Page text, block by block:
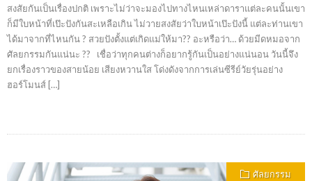
สงสัยกันเป็นเรื่องปกติ เพราะไม่ว่าจะมองไปทางไหนเหล่าดาราแต่ละคนนั้นเขา
ก็มีใบหน้าที่เป๊ะปังกันสะเหลือเกิน ไม่วายสงสัยว่าใบหน้าเป๊ะปังนี้ แต่ละท่านเขา
ได้มาจากที่ไหนกัน ? สวยปังตั้งแต่เกิดแม่ให้มา?? อะหรือว่า… ด้วยมีดหมอจาก
ศัลยกรรมกันแน่นะ ?? เชื่อว่าทุกคนต่างก็อยากรู้กันเป็นอย่างแน่นอน วันนี้จึง
ยกเรื่องราวของสายน้อย เสียงหวานใส โด่งดังจากการเล่นซีรีย์วัยรุ่นอย่าง
ฮอร์โมนส์ […]
ศัลยกรรม